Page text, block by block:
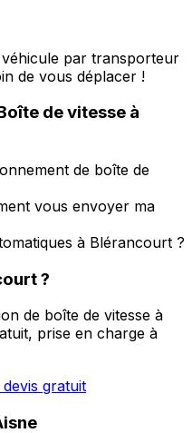
par transporteur
de vous déplacer !
de vitesse à
de boîte de
vous envoyer ma
à Blérancourt ?
?
de boîte de vitesse à
prise en charge à
gratuit